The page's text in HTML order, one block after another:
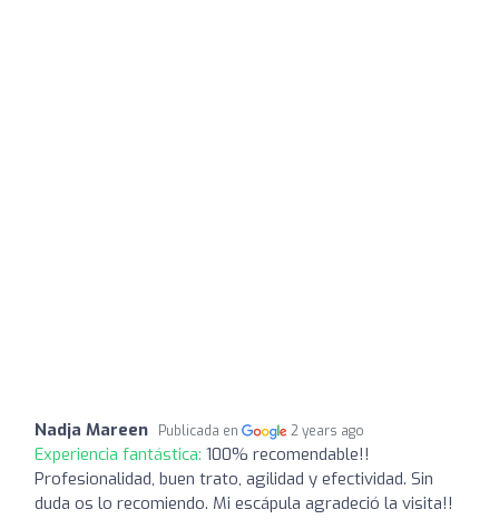
Nadja Mareen Publicada en 2 years ago
Experiencia fantástica: 100% recomendable!!
Profesionalidad, buen trato, agilidad y efectividad. Sin
duda os lo recomiendo. Mi escápula agradeció la visita!!